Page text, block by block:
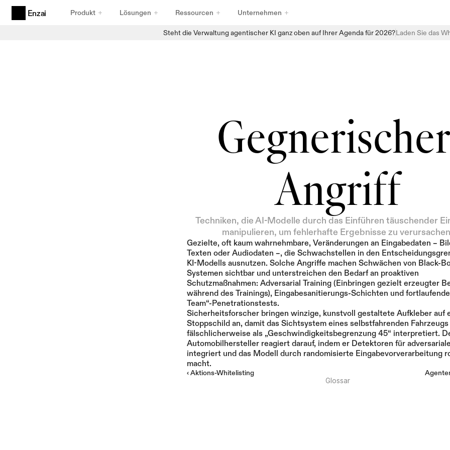
Steht die Verwaltung agentischer KI ganz oben auf Ihrer Agenda für 2026?Laden Sie das
Enzai Produkt Lösungen Ressourcen Unternehmen
Innovation zu verlangsamen.
Gegnerischer
Angriff
Techniken, die AI-Modelle durch das Einführen täuschender
manipulieren, um fehlerhafte Ergebnisse zu
Gezielte, oft kaum wahrnehmbare, Veränderungen an Eingabedaten –
Texten oder Audiodaten –, die Schwachstellen in den
KI-Modells ausnutzen. Solche Angriffe machen Schwächen von Black-
Systemen sichtbar und unterstreichen den Bedarf an proaktiven
Schutzmaßnahmen: Adversarial Training (Einbringen gezielt erzeugter
während des Trainings), Eingabesanitierungs-Schichten und
Team“-Penetrationstests.
Sicherheitsforscher bringen winzige, kunstvoll gestaltete Aufkleber auf
Stoppschild an, damit das Sichtsystem eines selbstfahrenden Fahrzeugs
fälschlicherweise als „Geschwindigkeitsbegrenzung 45“ interpretiert.
Automobilhersteller reagiert darauf, indem er Detektoren für
integriert und das Modell durch randomisierte Eingabevorverarbeitung
macht.
‹ Aktions-Whitelisting
Glossar